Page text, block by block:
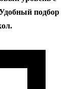
подбор